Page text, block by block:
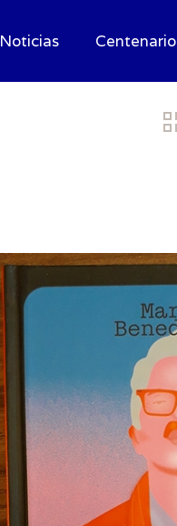
Noticias Centenario